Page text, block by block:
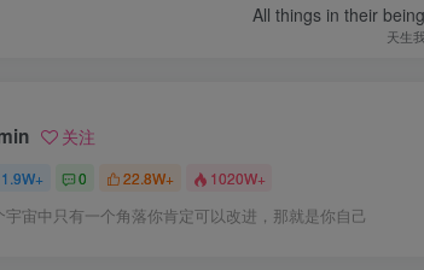
All things in their
天生
关注
1.9W+ 0 22.8W+ 1020W+
宇宙中只有一个角落你肯定可以改进，那就是你自己